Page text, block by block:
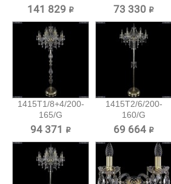
Хрустальный...
141 829 ₽
Хрустальный
73 330 ₽
1415T1/8+4/200-
165/G
Хрустальный...
94 371 ₽
1415T2/6/200-
160/G
Хрустальный
69 664 ₽